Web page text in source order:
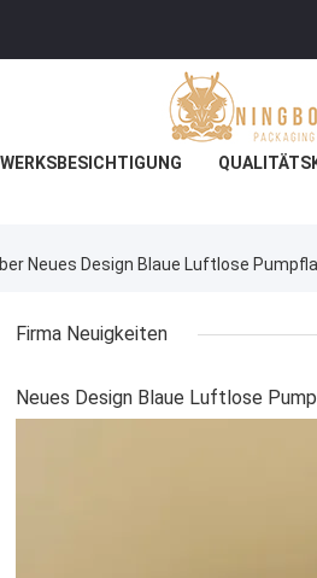
WERKSBESICHTIGUNG
Neues Design Blaue Luftlose
Firma Neuigkeiten
Neues Design Blaue Luftlose